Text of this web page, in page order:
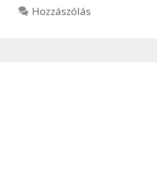
Hozzászólás